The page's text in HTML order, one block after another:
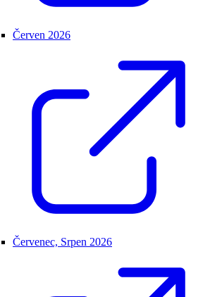
Červen 2026
Červenec, Srpen 2026